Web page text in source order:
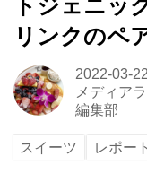
トジェニッ
リンクのペ
2022-03-22
メディア
編集部
スイーツ レポート